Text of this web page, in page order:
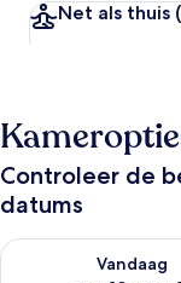
Net als thuis
Controleer de
datums
Vandaag
De beschikbaarheid